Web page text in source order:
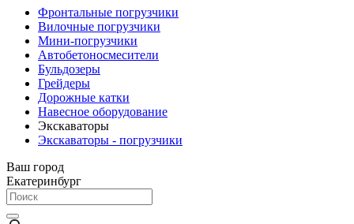
Фронтальные погрузчики
Вилочные погрузчики
Мини-погрузчики
Автобетоносмесители
Бульдозеры
Грейдеры
Дорожные катки
Навесное оборудование
Экскаваторы
Экскаваторы - погрузчики
Ваш город
Екатеринбург